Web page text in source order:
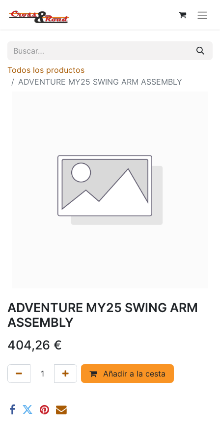
Todos los productos
ADVENTURE MY25 SWING ARM ASSEMBLY
ADVENTURE MY25 SWING ARM
ASSEMBLY
404,26 €
Añadir a la cesta